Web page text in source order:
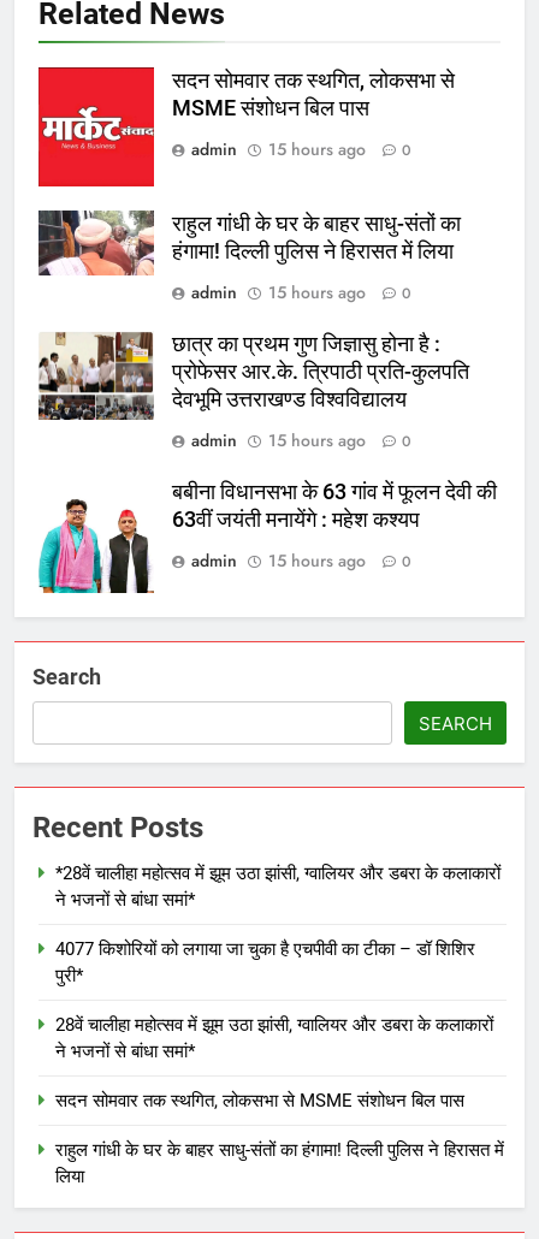
Related News
सदन सोमवार तक स्थगित, लोकसभा से
MSME संशोधन बिल पास
admin
15 hours ago 0
राहुल गांधी के घर के बाहर साधु-संतों का
हंगामा! दिल्ली पुलिस ने हिरासत में लिया
admin
15 hours ago 0
छात्र का प्रथम गुण जिज्ञासु होना है :
प्रोफेसर आर.के. त्रिपाठी प्रति-कुलपति
देवभूमि उत्तराखण्ड विश्वविद्यालय
admin
15 hours ago 0
बबीना विधानसभा के 63 गांव में फूलन देवी की
63वीं जयंती मनायेंगे : महेश कश्यप
admin
15 hours ago 0
Search
SEARCH
Recent Posts
*28वें चालीहा महोत्सव में झूम उठा झांसी, ग्वालियर और डबरा के कलाकारों
ने भजनों से बांधा समां*
4077 किशोरियों को लगाया जा चुका है एचपीवी का टीका – डॉ शिशिर
पुरी*
28वें चालीहा महोत्सव में झूम उठा झांसी, ग्वालियर और डबरा के कलाकारों
ने भजनों से बांधा समां*
सदन सोमवार तक स्थगित, लोकसभा से MSME संशोधन बिल पास
राहुल गांधी के घर के बाहर साधु-संतों का हंगामा! दिल्ली पुलिस ने हिरासत में
लिया